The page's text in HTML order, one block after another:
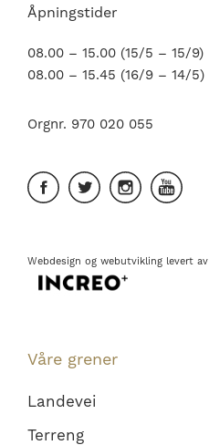
Åpningstider
08.00 – 15.00 (15/5 – 15/9)
08.00 – 15.45 (16/9 – 14/5)
Orgnr. 970 020 055
Webdesign og webutvikling levert av
Våre grener
Landevei
Terreng